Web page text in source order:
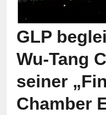
GLP
Wu-Tang
seiner
Chamber